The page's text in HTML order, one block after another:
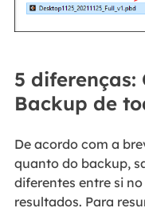
5 diferenças:
Backup de
De acordo com a
quanto do backup,
diferentes entre si
resultados. Para